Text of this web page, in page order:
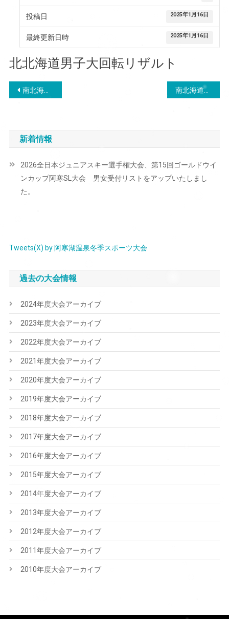
投稿日 2025年1月16日
最終更新日時 2025年1月16日
北北海道男子大回転リザルト
投
ナ
ビ
ゲ
ー
ン
南北海道男子大回転リザルト 南北海道女子大回転リザルト
新着情報
2026全日本ジュニアスキー選手権大会、第15回ゴールドウイ
ンカップ阿寒SL大会 男女受付リストをアップいたしまし
た。
Tweets(X) by 阿寒湖温泉冬季スポーツ大会
過去の大会情報
2024年度大会アーカイブ
2023年度大会アーカイブ
2022年度大会アーカイブ
2021年度大会アーカイブ
2020年度大会アーカイブ
2019年度大会アーカイブ
2018年度大会アーカイブ
2017年度大会アーカイブ
2016年度大会アーカイブ
2015年度大会アーカイブ
2014年度大会アーカイブ
2013年度大会アーカイブ
2012年度大会アーカイブ
2011年度大会アーカイブ
2010年度大会アーカイブ